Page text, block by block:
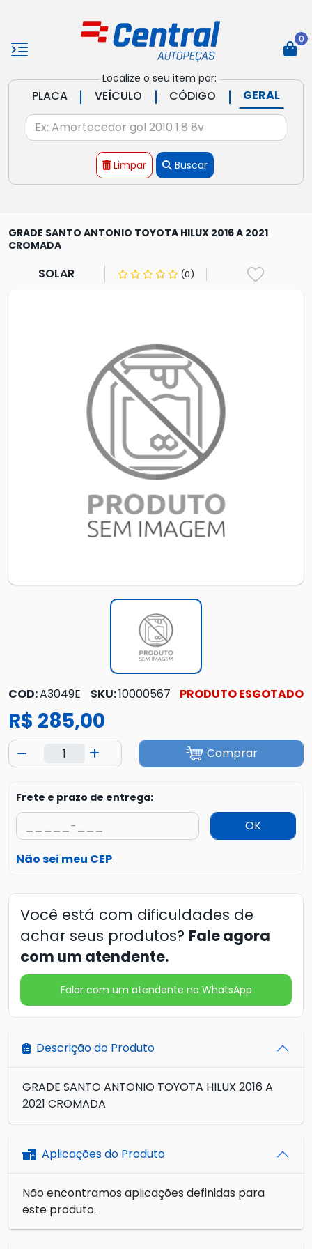
Localize o seu item por:
PLACA | VEÍCULO | CÓDIGO | GERAL
Limpar Buscar
0
GRADE SANTO ANTONIO TOYOTA HILUX 2016 A 2021
CROMADA
SOLAR (0)
COD:A3049E SKU:10000567 PRODUTO ESGOTADO
R$ 285,00
Comprar
Frete e prazo de entrega:
OK
Não sei meu CEP
Você está com dificuldades de
achar seus produtos? Fale agora
com um atendente.
Falar com um atendente no WhatsApp
Descrição do Produto
GRADE SANTO ANTONIO TOYOTA HILUX 2016 A
2021 CROMADA
Aplicações do Produto
Não encontramos aplicações definidas para
este produto.